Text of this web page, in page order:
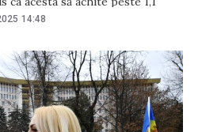
sentinței, care nu este
14:48